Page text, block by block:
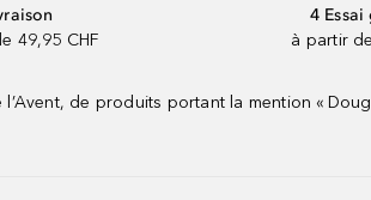
49,95 CHF
4
à partir
de produits portant la mention «